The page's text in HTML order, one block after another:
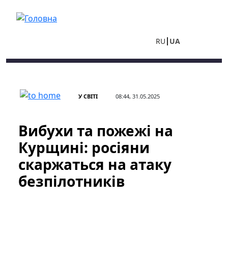
RU UA
У СВІТІ 08:44, 31.05.2025
Вибухи та пожежі на
Курщині: росіяни
скаржаться на атаку
безпілотників